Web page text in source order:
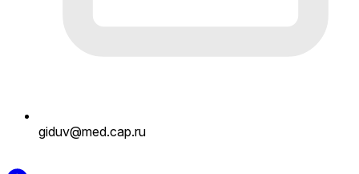
giduv@med.cap.ru